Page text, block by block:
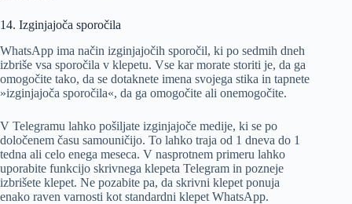
14. Izginjajoča sporočila
WhatsApp ima način izginjajočih sporočil, ki po sedmih dneh
izbriše vsa sporočila v klepetu. Vse kar morate storiti je, da ga
omogočite tako, da se dotaknete imena svojega stika in tapnete
»izginjajoča sporočila«, da ga omogočite ali onemogočite.
V Telegramu lahko pošiljate izginjajoče medije, ki se po
določenem času samouničijo. To lahko traja od 1 dneva do 1
tedna ali celo enega meseca. V nasprotnem primeru lahko
uporabite funkcijo skrivnega klepeta Telegram in pozneje
izbrišete klepet. Ne pozabite pa, da skrivni klepet ponuja
enako raven varnosti kot standardni klepet WhatsApp.